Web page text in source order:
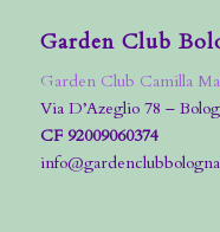
Garden Club
Garden Club Camilla
Via D’Azeglio 78 –
CF 92009060374